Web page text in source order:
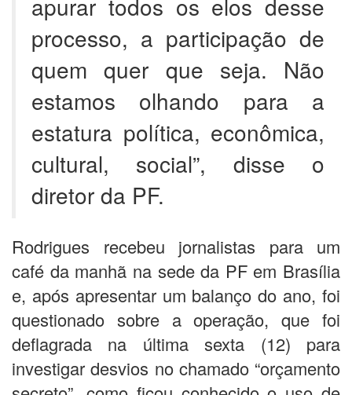
processo, a participação de
quem quer que seja. Não
estamos olhando para a
estatura política, econômica,
cultural, social”, disse o
diretor da PF.
Rodrigues recebeu jornalistas para um
café da manhã na sede da PF em Brasília
e, após apresentar um balanço do ano, foi
questionado sobre a operação, que foi
deflagrada na última sexta (12) para
investigar desvios no chamado “orçamento